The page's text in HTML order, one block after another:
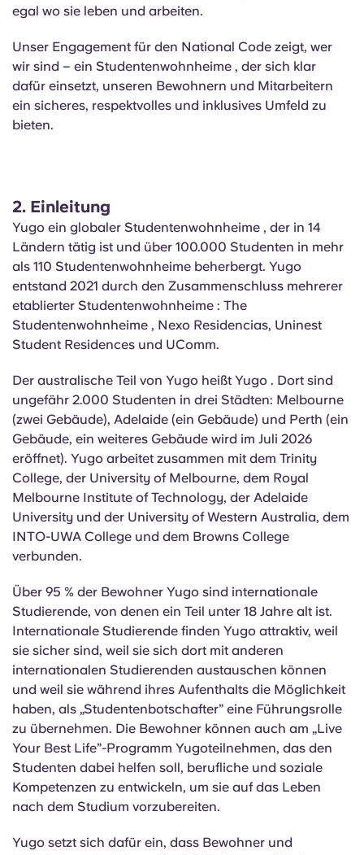
egal wo sie leben und arbeiten.
Unser Engagement für den National Code zeigt, wer
wir sind – ein Studentenwohnheime , der sich klar
dafür einsetzt, unseren Bewohnern und Mitarbeitern
ein sicheres, respektvolles und inklusives Umfeld zu
bieten.
2. Einleitung
Yugo ein globaler Studentenwohnheime , der in 14
Ländern tätig ist und über 100.000 Studenten in mehr
als 110 Studentenwohnheime beherbergt. Yugo
entstand 2021 durch den Zusammenschluss mehrerer
etablierter Studentenwohnheime : The
Studentenwohnheime , Nexo Residencias, Uninest
Student Residences und UComm.
Der australische Teil von Yugo heißt Yugo . Dort sind
ungefähr 2.000 Studenten in drei Städten: Melbourne
(zwei Gebäude), Adelaide (ein Gebäude) und Perth (ein
Gebäude, ein weiteres Gebäude wird im Juli 2026
eröffnet). Yugo arbeitet zusammen mit dem Trinity
College, der University of Melbourne, dem Royal
Melbourne Institute of Technology, der Adelaide
University und der University of Western Australia, dem
INTO-UWA College und dem Browns College
verbunden.
Über 95 % der Bewohner Yugo sind internationale
Studierende, von denen ein Teil unter 18 Jahre alt ist.
Internationale Studierende finden Yugo attraktiv, weil
sie sicher sind, weil sie sich dort mit anderen
internationalen Studierenden austauschen können
und weil sie während ihres Aufenthalts die Möglichkeit
haben, als „Studentenbotschafter” eine Führungsrolle
zu übernehmen. Die Bewohner können auch am „Live
Your Best Life”-Programm Yugoteilnehmen, das den
Studenten dabei helfen soll, berufliche und soziale
Kompetenzen zu entwickeln, um sie auf das Leben
nach dem Studium vorzubereiten.
Yugo setzt sich dafür ein, dass Bewohner und